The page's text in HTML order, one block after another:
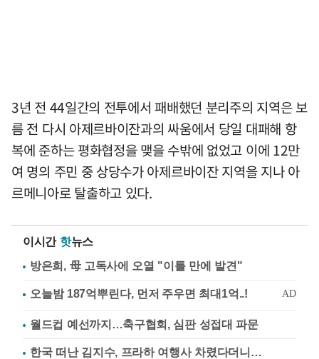
3년 전 44일간의 전투에서 패배했던 분리주의 지역은 보
름 전 다시 아제르바이잔과의 싸움에서 당일 대패해 항
복에 준하는 평화협정을 맺을 수밖에 없었고 이에 12만
여 명의 주민 중 상당수가 아제르바이잔 지역을 지나 아
르메니아로 탈출하고 있다.
이시간 핫뉴스
방은희, 母 고독사에 오열 "이틀 만에 발견"
월드컵 예선까지…축구협회, 심판 성접대 파문
한국 떠난 김지수, 프라하 여행사 차렸다더니…